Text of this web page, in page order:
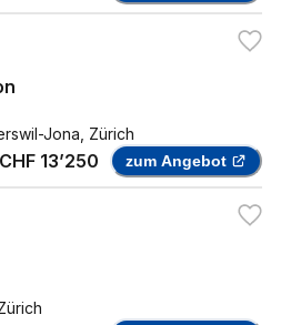
Jona Zürich
CHF 13’250 zum Angebot